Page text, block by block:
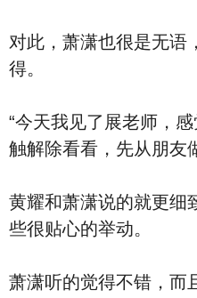
对此，萧潇也很是无语
得。
“今天我见了展老师，
触解除看看，先从朋友
黄耀和萧潇说的就更细
些很贴心的举动。
萧潇听的觉得不错，而